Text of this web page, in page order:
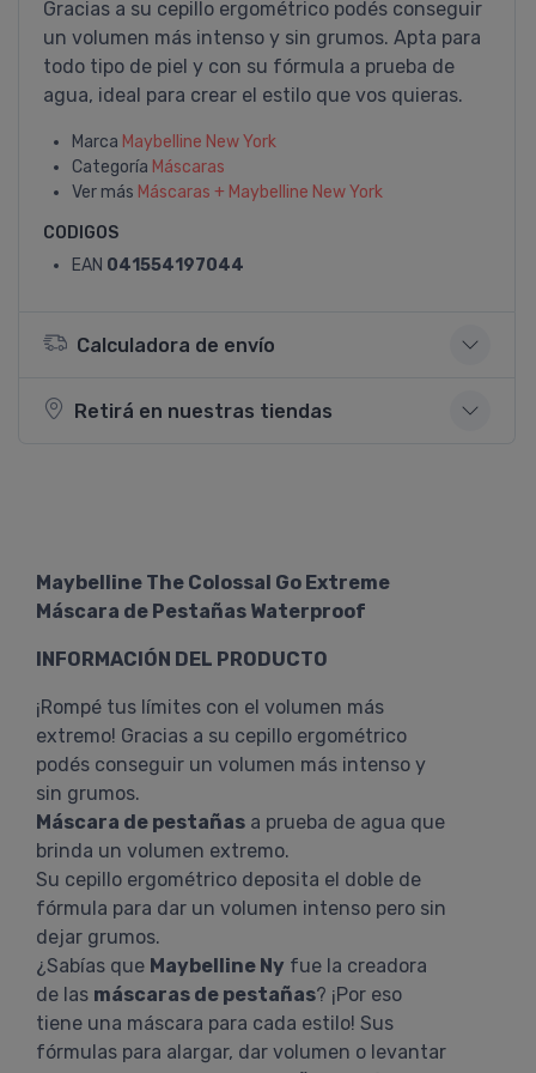
Gracias a su cepillo ergométrico podés conseguir
un volumen más intenso y sin grumos. Apta para
todo tipo de piel y con su fórmula a prueba de
agua, ideal para crear el estilo que vos quieras.
Marca Maybelline New York
Categoría Máscaras
Ver más Máscaras + Maybelline New York
CODIGOS
EAN 041554197044
Calculadora de envío
Retirá en nuestras tiendas
Maybelline The Colossal Go Extreme
Máscara de Pestañas Waterproof
INFORMACIÓN DEL PRODUCTO
¡Rompé tus límites con el volumen más
extremo! Gracias a su cepillo ergométrico
podés conseguir un volumen más intenso y
sin grumos.
Máscara de pestañas a prueba de agua que
brinda un volumen extremo.
Su cepillo ergométrico deposita el doble de
fórmula para dar un volumen intenso pero sin
dejar grumos.
¿Sabías que Maybelline Ny fue la creadora
de las máscaras de pestañas? ¡Por eso
tiene una máscara para cada estilo! Sus
fórmulas para alargar, dar volumen o levantar